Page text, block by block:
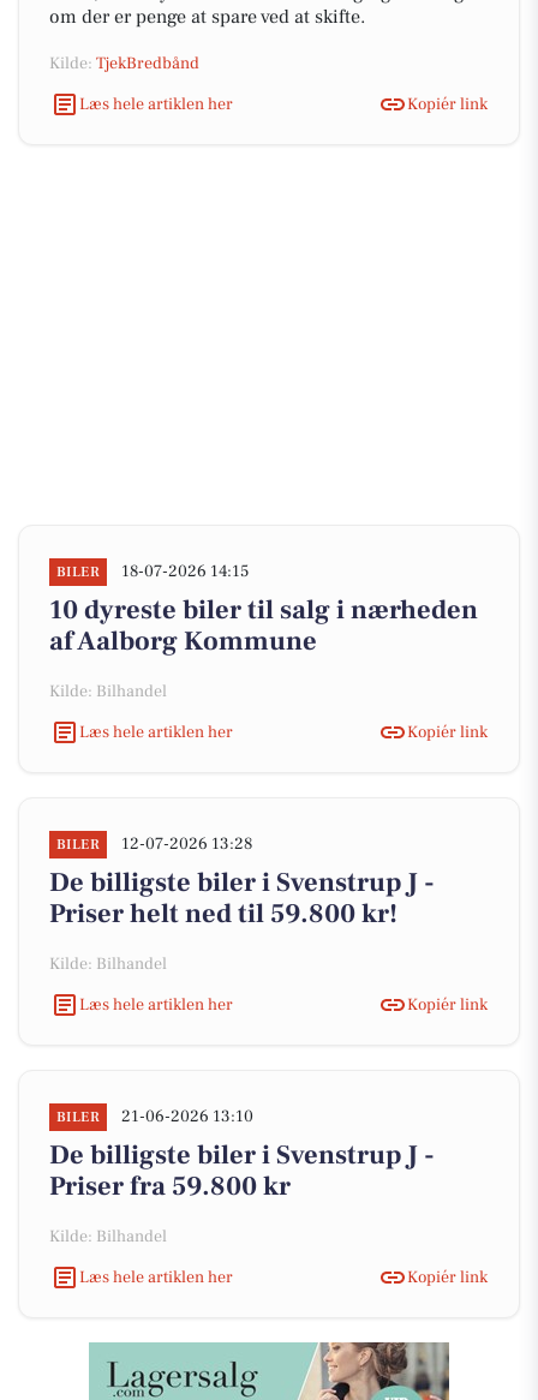
om der er penge at spare ved at skifte.
Kilde: TjekBredbånd
Læs hele artiklen her
Kopiér link
BILER 18-07-2026 14:15
10 dyreste biler til salg i nærheden
af Aalborg Kommune
Kilde: Bilhandel
Læs hele artiklen her
Kopiér link
BILER 12-07-2026 13:28
De billigste biler i Svenstrup J -
Priser helt ned til 59.800 kr!
Kilde: Bilhandel
Læs hele artiklen her
Kopiér link
BILER 21-06-2026 13:10
De billigste biler i Svenstrup J -
Priser fra 59.800 kr
Kilde: Bilhandel
Læs hele artiklen her
Kopiér link